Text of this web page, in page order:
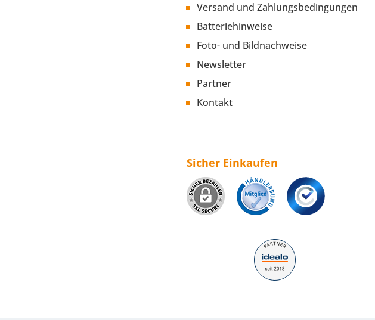
Versand und Zahlungsbedingungen
Batteriehinweise
Foto- und Bildnachweise
Newsletter
Partner
Kontakt
Sicher Einkaufen